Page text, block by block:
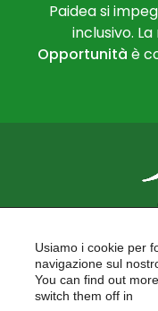
Paidea si
inclusivo.
Opportunità è
Usiamo i cookie per
navigazione sul
You can find out
switch them off in